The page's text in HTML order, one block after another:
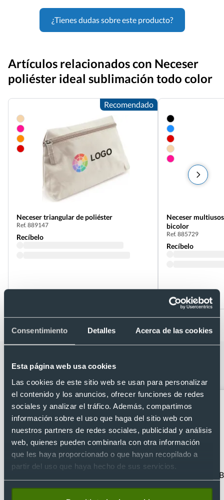
Consentimiento Detalles Acerca de las cookies
Esta página web usa cookies
Las cookies de este sitio web se usan para personalizar
el contenido y los anuncios, ofrecer funciones de redes
sociales y analizar el tráfico. Además, compartimos
información sobre el uso que haga del sitio web con
nuestros partners de redes sociales, publicidad y análisis
web, quienes pueden combinarla con otra información
que les haya proporcionado o que hayan recopilado a
partir del uso que haya hecho de sus servicios.
¿Tienes dudas sobre este producto?
Artículos relacionados con Neceser
poliéster ideal sublimación todo color
Recomendado
Neceser triangular de poliéster
Ref. 889147
Recíbelo
Neceser
bicolor
Ref. 885729
Recíbelo
Desde 0,43 €
Categorías relacionadas con Neceser
poliéster ideal sublimación todo color